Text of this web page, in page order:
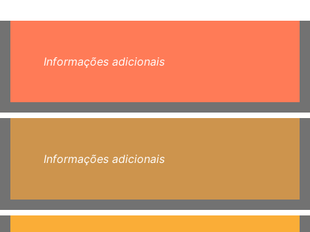
Informações adicionais
Informações adicionais